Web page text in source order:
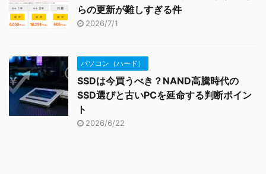
らの更新が難しすぎる件
2026/7/1
パソコン（ハード）
SSDは今買うべき？NAND高騰時代の
SSD選びと古いPCを延命する判断ポイン
ト
2026/6/22